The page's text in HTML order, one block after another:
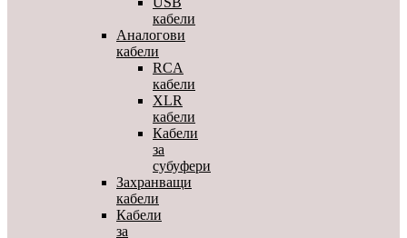
кабели
Аналогови
кабели
RCA
кабели
XLR
кабели
Кабели
за
субуфери
Захранващи
кабели
Кабели
за